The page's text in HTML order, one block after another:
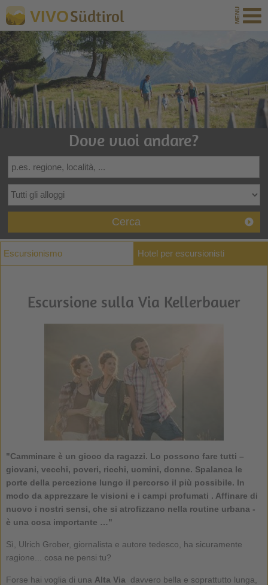
VIVOSüdtirol
Dove vuoi andare?
Cerca
Escursionismo Hotel per escursionisti
Escursione sulla Via Kellerbauer
"Camminare è un gioco da ragazzi. Lo possono fare tutti –
giovani, vecchi, poveri, ricchi, uomini, donne. Spalanca le
porte della percezione lungo il percorso il più possibile. In
modo da apprezzare le visioni e i campi profumati . Affinare di
nuovo i nostri sensi, che si atrofizzano nella routine urbana -
è una cosa importante …"
Sì, Ulrich Grober, giornalista e autore tedesco, ha sicuramente
ragione... cosa ne pensi tu?
Forse hai voglia di una Alta Via davvero bella e soprattutto lunga,